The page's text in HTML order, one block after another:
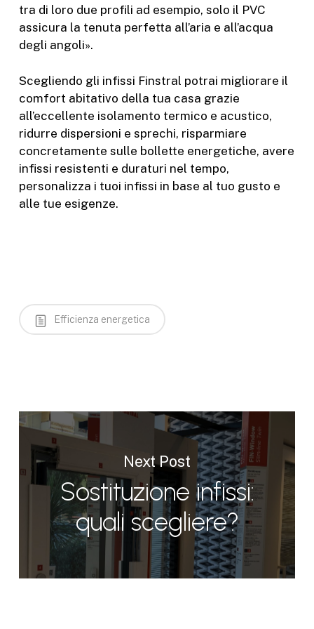
tra di loro due profili ad esempio, solo il PVC
assicura la tenuta perfetta all’aria e all’acqua
degli angoli».
Scegliendo gli infissi Finstral potrai migliorare il
comfort abitativo della tua casa grazie
all’eccellente isolamento termico e acustico,
ridurre dispersioni e sprechi, risparmiare
concretamente sulle bollette energetiche, avere
infissi resistenti e duraturi nel tempo,
personalizza i tuoi infissi in base al tuo gusto e
alle tue esigenze.
Efficienza energetica
Next Post
Sostituzione infissi:
quali scegliere?